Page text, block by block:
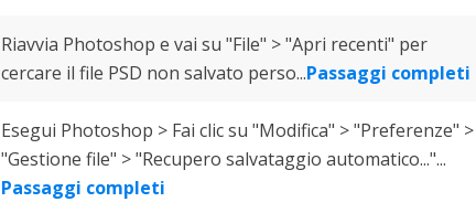
Riavvia Photoshop e vai su "File" > "Apri recenti" per
cercare il file PSD non salvato perso...Passaggi completi
Esegui Photoshop > Fai clic su "Modifica" > "Preferenze" >
"Gestione file" > "Recupero salvataggio automatico..."...
Passaggi completi